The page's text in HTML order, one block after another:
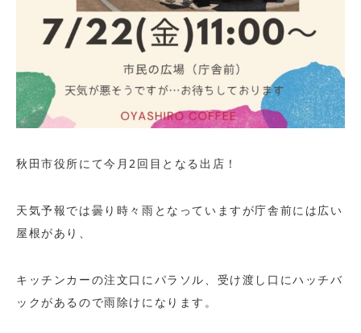
秋田市役所にて今月2回目となる出店！
天気予報では曇り時々雨となっていますが庁舎前には広い
屋根があり、
キッチンカーの注文口にパラソル、受け渡し口にハッチバ
ックがあるので雨除けになります。